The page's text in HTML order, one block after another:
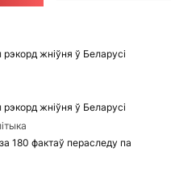
жніўня ў Беларусі
жніўня ў Беларусі
180 фактаў пераследу па